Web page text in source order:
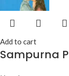
Add to cart
Sampurna